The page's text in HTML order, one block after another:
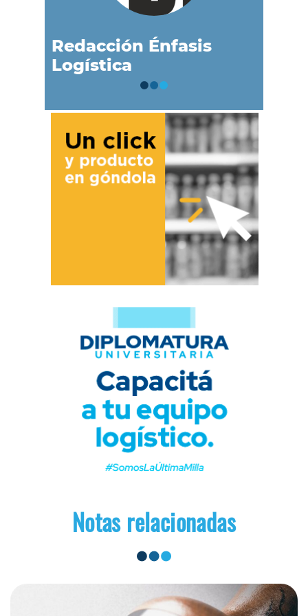
Redacción Énfasis
Logística
Notas relacionadas